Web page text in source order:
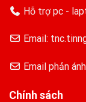
Hỗ trợ pc -
Email:
Email phản
Chính sách